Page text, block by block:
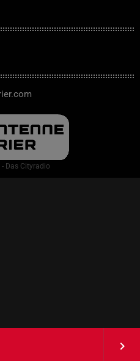
keyboard_arrow_right
Das Cityradio